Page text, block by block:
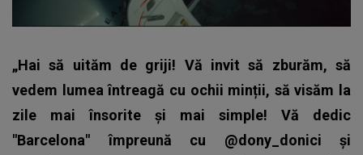
„Hai să uităm de griji! Vă invit să zburăm, să
vedem lumea întreagă cu ochii minții, să visăm la
zile mai însorite și mai simple! Vă dedic
"Barcelona" împreună cu @dony_donici și